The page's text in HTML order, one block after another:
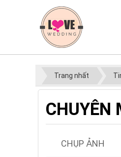
Trang nhất
CHUYÊN
CHỤP ẢNH